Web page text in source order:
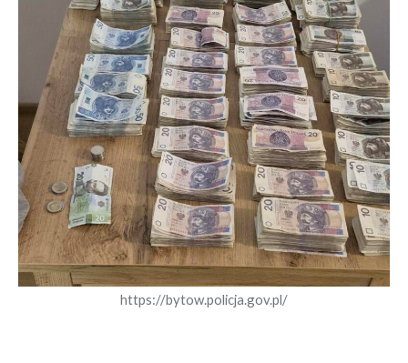
https://bytow.policja.gov.pl/